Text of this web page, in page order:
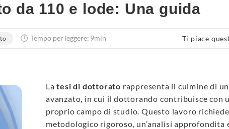
da 110 e lode: Una guida
Tempo per leggere: 9min Ti piace
Latesi di dottorato rappresenta il culmine di
avanzato, in cui il dottorando contribuisce con
proprio campo di studio. Questo lavoro
metodologico rigoroso, un’analisi approfondita